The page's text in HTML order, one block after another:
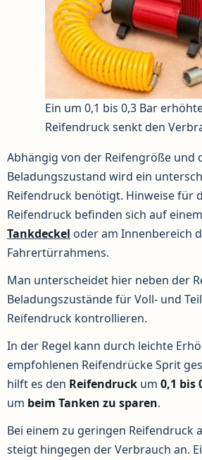
Ein um 0,1 bis 0,3 Bar
Reifendruck senkt den
Abhängig von der Reifengröße und
Beladungszustand wird ein
Reifendruck benötigt. Hinweise für
Reifendruck befinden sich auf
Tankdeckel oder am Innenbereich
Fahrertürrahmens.
Man unterscheidet hier neben der
Beladungszustände für Voll- und
Reifendruck kontrollieren.
In der Regel kann durch leichte
empfohlenen Reifendrücke Sprit
hilft es den Reifendruck um 0,1 bis
um beim Tanken zu sparen.
Bei einem zu geringen Reifendruck
steigt hingegen der Verbrauch an.